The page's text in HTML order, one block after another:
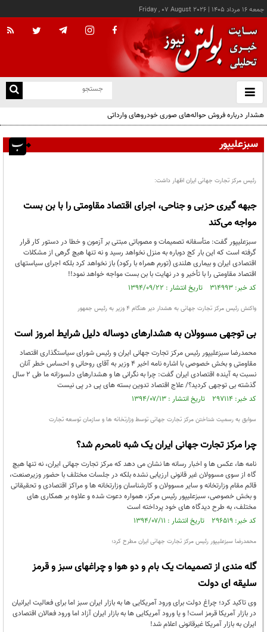
جمعه ۱۶ مرداد ۱۴۰۵ |
Friday , 07 August 2026
باز
و
هشدار درباره فروش حواله‌های صوری خودروهای وارداتی
سبزعلیپور
رئیس مرکز تجارت جهانی ایران اظهار داشت:
جبهه گیری حزبی و جناحی، اجرای اقتصاد مقاومتی را با بن بست
مواجه می‌کند
سبزعلیپور گفت: متأسفانه تصمیمات و مصوباتی مبتنی بر آزمون و خطا در دستور کار قرار
گرفته است که این بار کج دوباره به منزل نخواهد رسید و نه تنها هیچ گرهی از مشکلات
اقتصادی ایران و بیماری هلندی (تورم همراه با رکود) باز نخواهد کرد بلکه اجرای سیاستهای
اقتصاد مقاومتی را با تأخیر و در نهایت با بن بست مواجه خواهد نمود!!
کد خبر: ۳۱۴۹۹۳ تاریخ انتشار : ۱۳۹۴/۰۹/۲۲
واکنش رئیس مرکز تجارت جهانی به هشدار دیر هنگام 4 وزیر به رئیس جمهور
بی توجهی مسوولان به هشدارهای دوساله دلیل شرایط امروز است
محمدرضا سبزعلیپور رئیس مرکز تجارت جهانی ایران و رئیس شورای سیاستگذاری اقتصاد
مقاومتی و بخش خصوصی با اشاره نامه اخیر 4 وزیر به آقای روحانی و احساس خطر آنان
نسبت به آینده اقتصادی ایران گفت: چرا به نگرانی ها و هشدارهای دلسوزانه ما طی 2 سال
گذشته بی توجهی کردید؟/ علاج اقتصاد تدوین بسته های پی در پی نیست
کد خبر: ۲۹۷۱۱۴ تاریخ انتشار : ۱۳۹۴/۰۷/۱۳
سوابق به رسمیت شناختن مرکز تجارت جهانی توسط وزارتخانه ها و سازمان توسعه تجارت
چرا مرکز تجارت جهانی ایران یک شبه نامحرم شد؟
نامه ها، عکس ها و اخبار رسانه ها نشان می دهد که مرکز تجارت جهانی ایران، نه تنها هیچ
گاه از سوی مسوولان غیر قانونی ارزیابی نشده بلکه در جلسات مختلف با حضور وزیرصنعت،
قائم مقام وزارتخانه و سایر مسوولان و کارشناسان وزارتخانه ها و مراکز اقتصادی و تحقیقاتی
و بخش خصوصی، سبزعلیپور رئیس مرکز، همواره دعوت شده و علاوه بر همکاری های
مختلف، به طرح دیدگاه های خود پرداخته است
کد خبر: ۲۹۶۵۱۹ تاریخ انتشار : ۱۳۹۴/۰۷/۱۱
محمدرضا سبزعلیپور رئیس مرکز تجارت جهانی ایران مطرح کرد؛
گله مندی از تصمیمات یک بام و دو هوا و چراغهای سبز و قرمز
سلیقه ای دولت
وی تاکید کرد؛ چراغ دولت برای ورود آمریکایی ها به بازار ایران سبز اما برای فعالیت ایرانیان
در بازار آمریکا قرمز است! و یا ورود آمریکایی ها به بازار ایران آزاد اما ورود فعالان اقتصادی
ایران به بازار آمریکا غیرقانونی اعلام شد!